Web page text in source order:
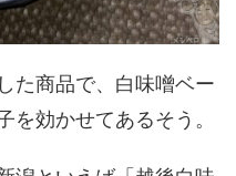
た商品で、白味噌ベー
を効かせてあるそう。